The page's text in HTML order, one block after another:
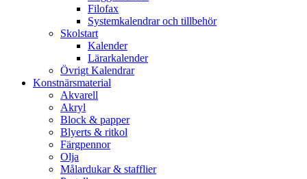
Filofax
Systemkalendrar och tillbehör
Skolstart
Kalender
Lärarkalender
Övrigt Kalendrar
Konstnärsmaterial
Akvarell
Akryl
Block & papper
Blyerts & ritkol
Färgpennor
Olja
Målardukar & stafflier